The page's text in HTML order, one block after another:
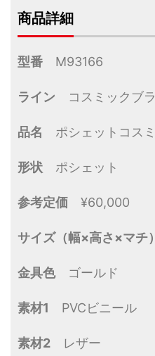
商品詳細
型番 M93166
ライン コスミックブ
品名 ポシェットコス
形状 ポシェット
参考定価 ¥60,000
サイズ（幅×高さ×マチ）
金具色ゴールド
素材1 PVCビニール
素材2 レザー